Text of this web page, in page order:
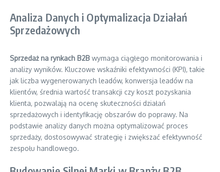
Analiza Danych i Optymalizacja Działań
Sprzedażowych
Sprzedaż na rynkach B2B wymaga ciągłego monitorowania i
analizy wyników. Kluczowe wskaźniki efektywności (KPI), takie
jak liczba wygenerowanych leadów, konwersja leadów na
klientów, średnia wartość transakcji czy koszt pozyskania
klienta, pozwalają na ocenę skuteczności działań
sprzedażowych i identyfikację obszarów do poprawy. Na
podstawie analizy danych można optymalizować proces
sprzedaży, dostosowywać strategię i zwiększać efektywność
zespołu handlowego.